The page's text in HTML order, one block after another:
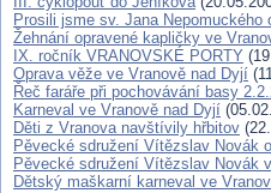
Prosili jsme sv. Jana Nepomuckého
Žehnání opravené kapličky ve
IX. ročník VRANOVSKÉ PORTY
Oprava věže ve Vranově nad Dyjí
Řeč faráře při pochovávání basy
Karneval ve Vranově nad Dyjí
Děti z Vranova navštívily hřbitov
Pěvecké sdružení Vítězslav Novák
Pěvecké sdružení Vítězslav Novák
Dětský maškarní karneval ve